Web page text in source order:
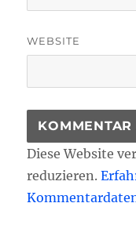
WEBSITE
Diese Website
reduzieren.